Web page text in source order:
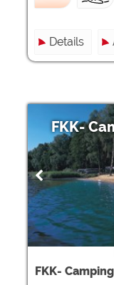
Details
FKK-
FKK-